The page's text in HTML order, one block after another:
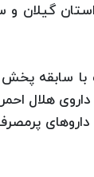
هلال احمر در استان
20 شركت جدید است. با افتتاح 20